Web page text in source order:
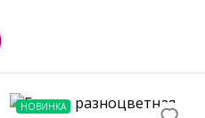
НОВИНКА